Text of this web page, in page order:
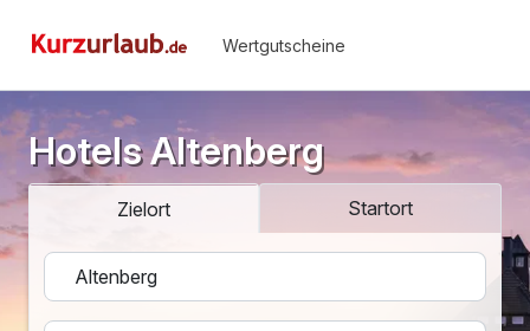
Wertgutscheine
Hotels Altenberg
Zielort Startort